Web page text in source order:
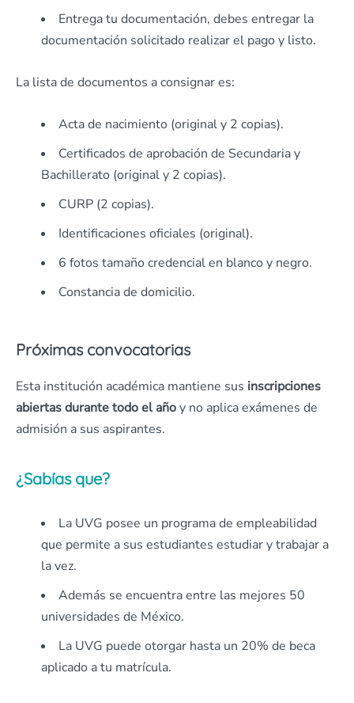
Entrega tu documentación, debes entregar la
documentación solicitado realizar el pago y listo.
La lista de documentos a consignar es:
Acta de nacimiento (original y 2 copias).
Certificados de aprobación de Secundaria y
Bachillerato (original y 2 copias).
CURP (2 copias).
Identificaciones oficiales (original).
6 fotos tamaño credencial en blanco y negro.
Constancia de domicilio.
Próximas convocatorias
Esta institución académica mantiene sus inscripciones
abiertas durante todo el añoy no aplica exámenes de
admisión a sus aspirantes.
¿Sabías que?
La UVG posee un programa de empleabilidad
que permite a sus estudiantes estudiar y trabajar a
la vez.
Además se encuentra entre las mejores 50
universidades de México.
La UVG puede otorgar hasta un 20% de beca
aplicado a tu matrícula.